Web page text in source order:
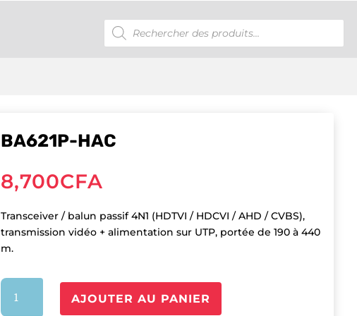
Recherche
de
produits
BA621P-HAC
8,700CFA
Transceiver / balun passif 4N1 (HDTVI / HDCVI / AHD / CVBS),
transmission vidéo + alimentation sur UTP, portée de 190 à 440
m.
quantité
AJOUTER AU PANIER